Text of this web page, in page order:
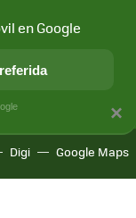
APLICACIONES
Digi Google Maps
×
en Google